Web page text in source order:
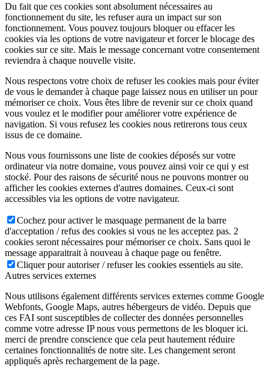
Du fait que ces cookies sont absolument nécessaires au
fonctionnement du site, les refuser aura un impact sur son
fonctionnement. Vous pouvez toujours bloquer ou effacer les
cookies via les options de votre navigateur et forcer le blocage des
cookies sur ce site. Mais le message concernant votre consentement
reviendra à chaque nouvelle visite.
Nous respectons votre choix de refuser les cookies mais pour éviter
de vous le demander à chaque page laissez nous en utiliser un pour
mémoriser ce choix. Vous êtes libre de revenir sur ce choix quand
vous voulez et le modifier pour améliorer votre expérience de
navigation. Si vous refusez les cookies nous retirerons tous ceux
issus de ce domaine.
Nous vous fournissons une liste de cookies déposés sur votre
ordinateur via notre domaine, vous pouvez ainsi voir ce qui y est
stocké. Pour des raisons de sécurité nous ne pouvons montrer ou
afficher les cookies externes d'autres domaines. Ceux-ci sont
accessibles via les options de votre navigateur.
Cochez pour activer le masquage permanent de la barre
d'acceptation / refus des cookies si vous ne les acceptez pas. 2
cookies seront nécessaires pour mémoriser ce choix. Sans quoi le
message apparaitrait à nouveau à chaque page ou fenêtre.
Cliquer pour autoriser / refuser les cookies essentiels au site.
Autres services externes
Nous utilisons également différents services externes comme Google
Webfonts, Google Maps, autres hébergeurs de vidéo. Depuis que
ces FAI sont susceptibles de collecter des données personnelles
comme votre adresse IP nous vous permettons de les bloquer ici.
merci de prendre conscience que cela peut hautement réduire
certaines fonctionnalités de notre site. Les changement seront
appliqués après rechargement de la page.